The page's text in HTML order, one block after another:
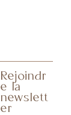
Rejoindr
e la
newslett
er